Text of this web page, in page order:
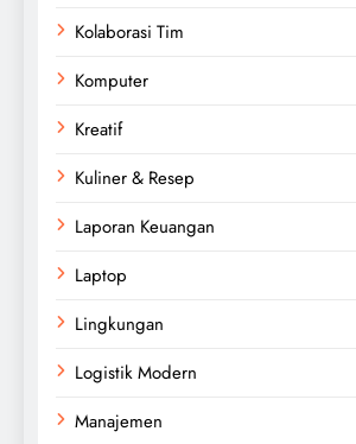
Kolaborasi Tim
Komputer
Kreatif
Kuliner & Resep
Laporan Keuangan
Laptop
Lingkungan
Logistik Modern
Manajemen